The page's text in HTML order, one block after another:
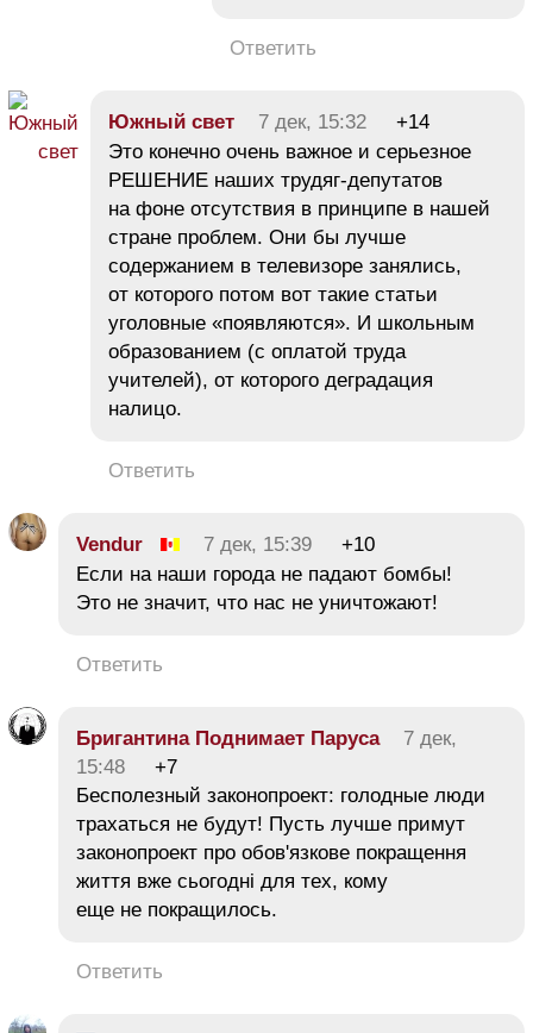
Ответить
Южный свет 7 дек, 15:32
+14
Это конечно очень важное и серьезное
РЕШЕНИЕ наших трудяг-депутатов
на фоне отсутствия в принципе в нашей
стране проблем. Они бы лучше
содержанием в телевизоре занялись,
от которого потом вот такие статьи
уголовные «появляются». И школьным
образованием (с оплатой труда
учителей), от которого деградация
налицо.
Ответить
Vendur 7 дек, 15:39
+10
Если на наши города не падают бомбы!
Это не значит, что нас не уничтожают!
Ответить
Бригантина Поднимает Паруса
7 дек,
15:48
+7
Бесполезный законопроект: голодные люди
трахаться не будут! Пусть лучше примут
законопроект про обов'язкове покращення
життя вже сьогоднi для тех, кому
еще не покращилось.
Ответить